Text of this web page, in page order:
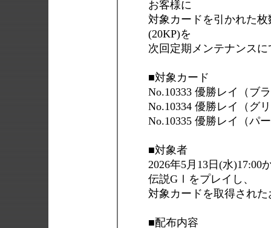
お客様に
対象カードを引かれた
(20KP)を
次回定期メンテナンス
■対象カード
No.10333 優勝レイ（ブ
No.10334 優勝レイ（グ
No.10335 優勝レイ（パ
■対象者
2026年5月13日(水)17:00
伝説GⅠをプレイし、
対象カードを取得された
■配布内容